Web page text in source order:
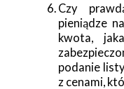
Czy
pieniądze
kwota,
podanie
z cenami,